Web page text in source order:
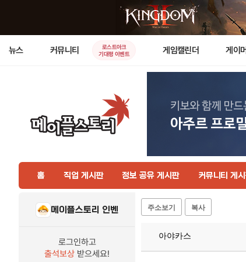
뉴스 커뮤니티
로스트아크
기대평 이벤트
게임캘린더 게이
홈 직업 게시판 정보 공유 게시판 커뮤니티 게
메이플스토리 인벤
로그인하고
출석보상 받으세요!
주소보기 복사
아야카스